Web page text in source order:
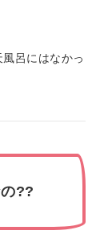
呂にはなかっ
??